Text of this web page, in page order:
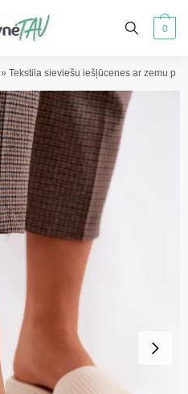
0
» Tekstila sieviešu iešļūcenes ar zemu